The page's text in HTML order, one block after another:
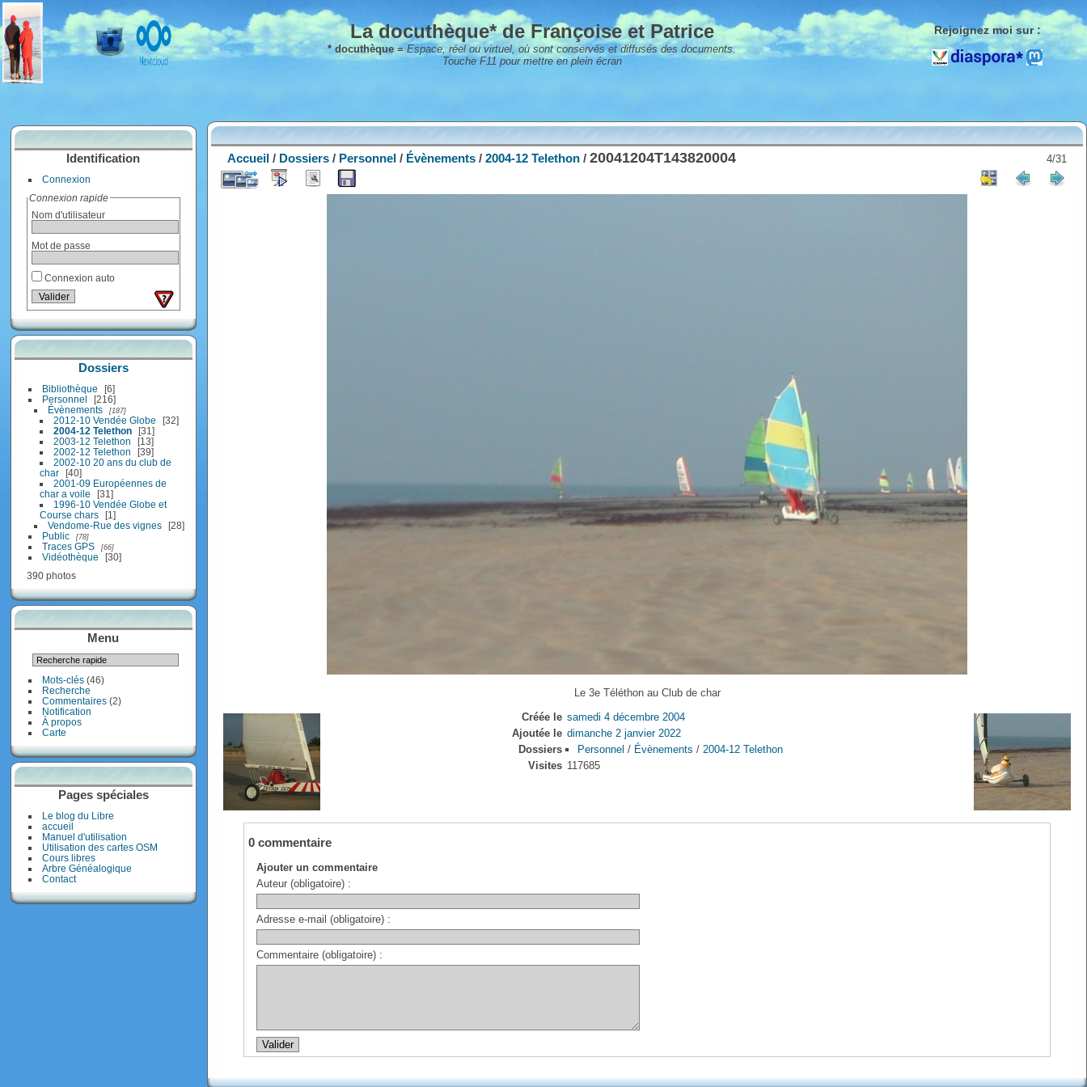
La docuthèque* de Françoise et Patrice
* docuthèque =Espace, réel ou virtuel, où sont conservés et diffusés des documents.
Touche F11 pour mettre en plein écran
Rejoignez moi sur :
Identification
Connexion
Connexion rapide
Nom d'utilisateur
Mot de passe
Connexion auto
Dossiers
Bibliothèque
6
Personnel
216
Évènements
187
2012-10 Vendée Globe
32
2004-12 Telethon
31
2003-12 Telethon
13
2002-12 Telethon
39
2002-10 20 ans du club de
char
40
2001-09 Européennes de
char a voile
31
1996-10 Vendée Globe et
Course chars
1
Vendome-Rue des vignes
28
Public
78
Traces GPS 66
Vidéothèque
30
390 photos
Menu
Mots-clés(46)
Recherche
Commentaires(2)
Notification
À propos
Carte
Pages spéciales
Le blog du Libre
accueil
Manuel d'utilisation
Utilisation des cartes OSM
Cours libres
Arbre Généalogique
Contact
Accueil / Dossiers / Personnel / Évènements / 2004-12 Telethon / 20041204T143820004 4/31
Le 3e Téléthon au Club de char
Créée le samedi 4 décembre 2004
Ajoutée le dimanche 2 janvier 2022
Dossiers
Personnel / Évènements / 2004-12 Telethon
Visites 117685
0 commentaire
Ajouter un commentaire
Auteur (obligatoire) :
Adresse e-mail (obligatoire) :
Commentaire (obligatoire) :